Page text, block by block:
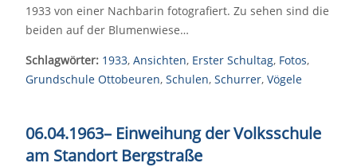
1933 von einer Nachbarin fotografiert. Zu sehen sind die
beiden auf der Blumenwiese…
Schlagwörter: 1933, Ansichten, Erster Schultag, Fotos,
Grundschule Ottobeuren, Schulen, Schurrer, Vögele
06.04.1963– Einweihung der Volksschule
am Standort Bergstraße